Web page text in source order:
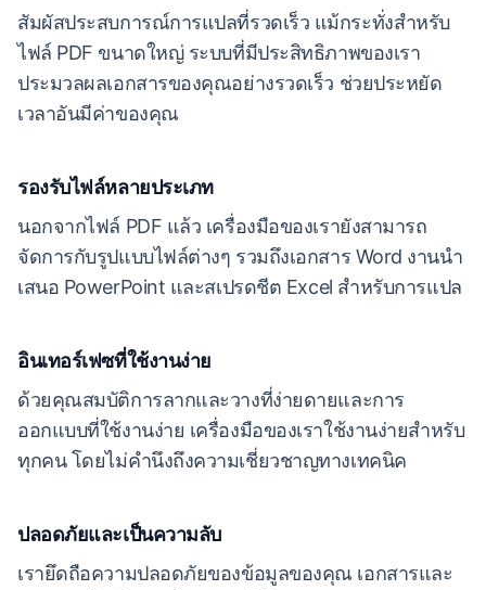
สัมผัสประสบการณ์การแปลที่รวดเร็ว แม้กระทั่งสำหรับ
ไฟล์ PDF ขนาดใหญ่ ระบบที่มีประสิทธิภาพของเรา
ประมวลผลเอกสารของคุณอย่างรวดเร็ว ช่วยประหยัด
เวลาอันมีค่าของคุณ
รองรับไฟล์หลายประเภท
นอกจากไฟล์ PDF แล้ว เครื่องมือของเรายังสามารถ
จัดการกับรูปแบบไฟล์ต่างๆ รวมถึงเอกสาร Word งานนำ
เสนอ PowerPoint และสเปรดชีต Excel สำหรับการแปล
อินเทอร์เฟซที่ใช้งานง่าย
ด้วยคุณสมบัติการลากและวางที่ง่ายดายและการ
ออกแบบที่ใช้งานง่าย เครื่องมือของเราใช้งานง่ายสำหรับ
ทุกคน โดยไม่คำนึงถึงความเชี่ยวชาญทางเทคนิค
ปลอดภัยและเป็นความลับ
เรายึดถือความปลอดภัยของข้อมูลของคุณ เอกสารและ